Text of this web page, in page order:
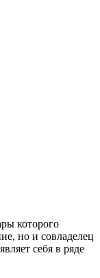
которого
но и совладелец
себя в ряде